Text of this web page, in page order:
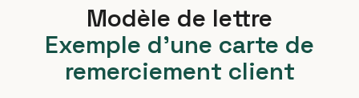
Modèle de lettre
Exemple d'une carte de
remerciement client